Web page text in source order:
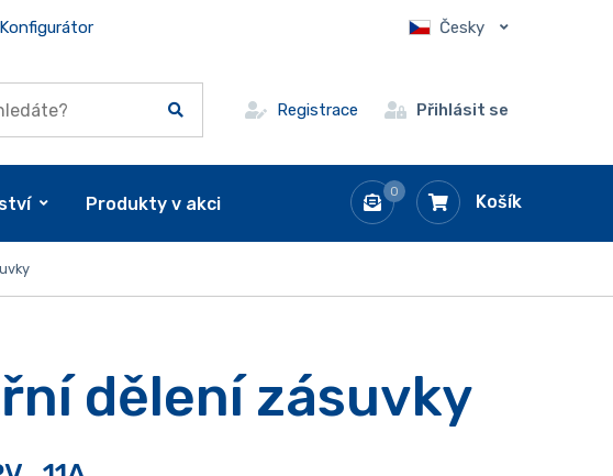
Konfigurátor Česky
Registrace Přihlásit se
0 Košík
Produkty v akci
dělení zásuvky